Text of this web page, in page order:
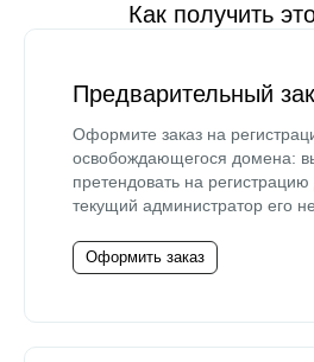
Как получить
Предварительный
Оформите заказ на
освобождающегося домена:
претендовать на
текущий администратор его
Оформить заказ